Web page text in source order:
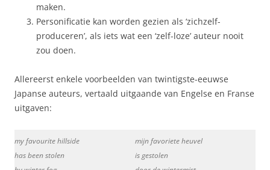
maken.
Personificatie kan worden gezien als ‘zichzelf-
produceren’, als iets wat een ‘zelf-loze’ auteur nooit
zou doen.
Allereerst enkele voorbeelden van twintigste-eeuwse
Japanse auteurs, vertaald uitgaande van Engelse en Franse
uitgaven:
my favourite hillside
has been stolen
mijn favoriete heuvel
is gestolen